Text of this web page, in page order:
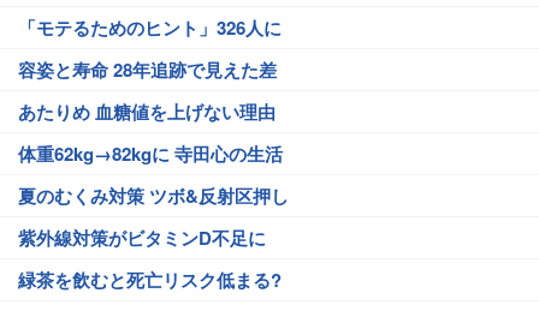
「モテるためのヒント」326人に
容姿と寿命 28年追跡で見えた差
あたりめ 血糖値を上げない理由
体重62kg→82kgに 寺田心の生活
夏のむくみ対策 ツボ&反射区押し
紫外線対策がビタミンD不足に
緑茶を飲むと死亡リスク低まる?